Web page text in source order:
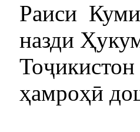
Раиси
назди
ҳамроҳӣ